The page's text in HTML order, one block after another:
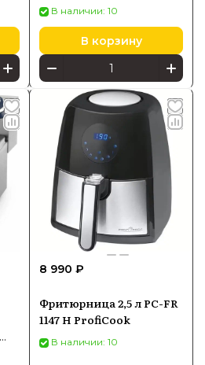
В наличии: 10
В корзину
8 990 ₽
Фритюрница 2,5 л PC-FR
1147 H ProfiCook
В наличии: 10